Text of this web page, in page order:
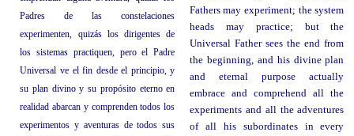
Padres de las constelaciones
experimenten, quizás los dirigentes de
los sistemas practiquen, pero el Padre
Universal ve el fin desde el principio, y
su plan divino y su propósito eterno en
realidad abarcan y comprenden todos los
experimentos y aventuras de todos sus
Fathers may experiment; the system
heads may practice; but the
Universal Father sees the end from
the beginning, and his divine plan
and eternal purpose actually
embrace and comprehend all the
experiments and all the adventures
of all his subordinates in every